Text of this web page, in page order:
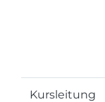
Kursleitung